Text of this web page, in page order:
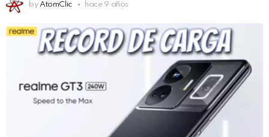
by AtomClic hace 9 años